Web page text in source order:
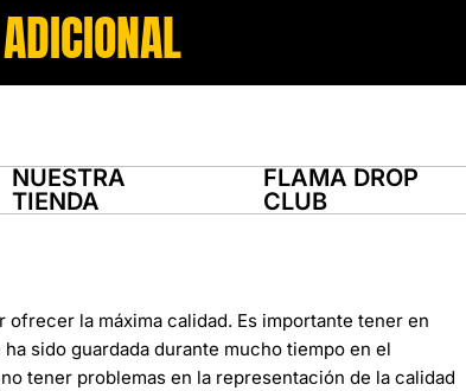
NUESTRA
TIENDA
FLAMA DROP
CLUB
la máxima calidad. Es importante tener en
sido guardada durante mucho tiempo en el
tener problemas en la representación de la calidad